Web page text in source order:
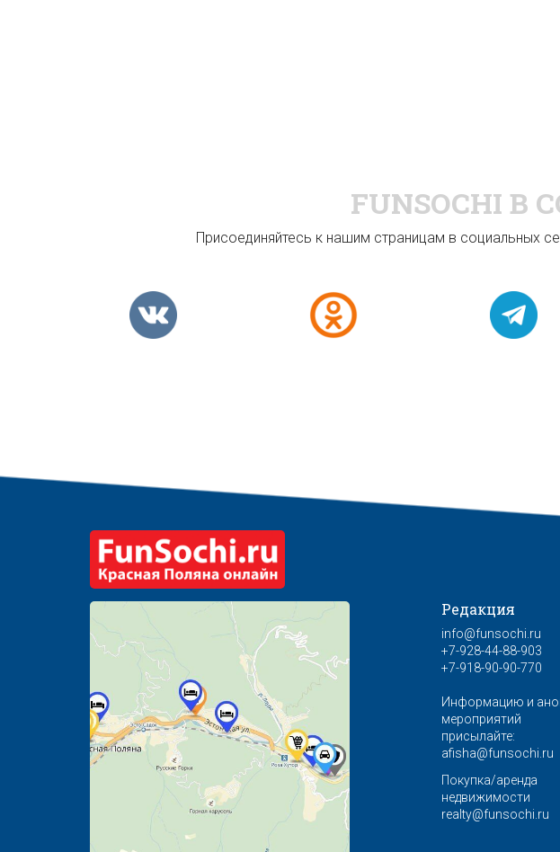
FUNSOCHI В
Присоединяйтесь к нашим страницам в социальных
Редакция
info@funsochi.ru
+7-928-44-88-903
+7-918-90-90-770
Информацию и
мероприятий
присылайте:
afisha@funsochi.ru
Покупка/аренда
недвижимости
realty@funsochi.ru